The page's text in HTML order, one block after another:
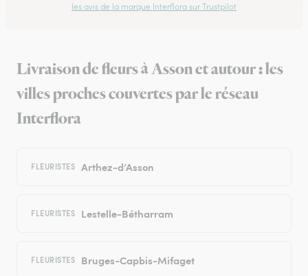
les avis de la marque Interflora sur Trustpilot
Livraison de fleurs à Asson et autour : les
villes proches couvertes par le réseau
Interflora
FLEURISTES Arthez-d’Asson
FLEURISTES Lestelle-Bétharram
FLEURISTES Bruges-Capbis-Mifaget